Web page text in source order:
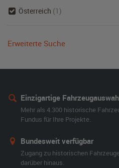
Österreich (1)
Erweiterte Suche
Einzigartige
Mehr als 4.300 historische
Fundus für Ihre Projekte.
Bundesweit verfügbar
Zugang zu historischen
darüber hinaus.